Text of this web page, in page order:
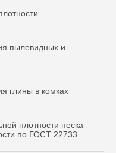
пылевидных и
глины в комках
плотности песка
по ГОСТ 22733